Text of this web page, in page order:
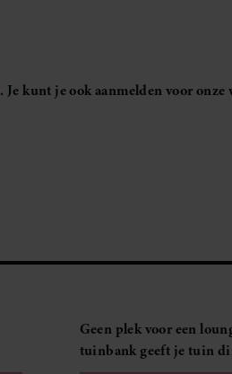
. Je kunt je ook aanmelden voor onze
Geen plek voor een
tuinbank geeft je tuin